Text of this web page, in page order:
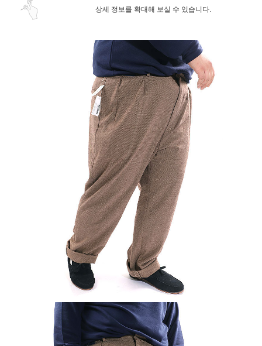
페이코 ID로 페
PAYCO 바로구매
상세 정보를 확대해 보실 수 있습니다.